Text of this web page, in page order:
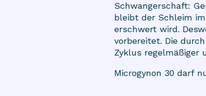
Schwangerschaft:
bleibt der Schleim
erschwert wird.
vorbereitet. Die
Zyklus regelmäßiger
Microgynon 30 darf